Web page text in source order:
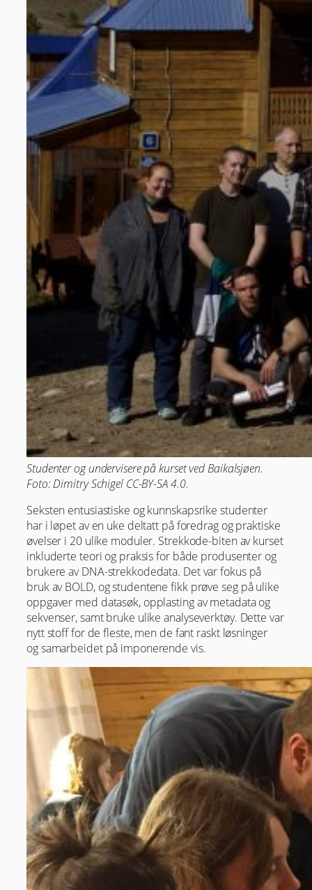
Studenter og undervisere på kurset ved Baikalsjøen.
Foto: Dimitry Schigel CC-BY-SA 4.0.
Seksten entusiastiske og kunnskapsrike studenter
har i løpet av en uke deltatt på foredrag og praktiske
øvelser i 20 ulike moduler. Strekkode-biten av kurset
inkluderte teori og praksis for både produsenter og
brukere av DNA-strekkodedata. Det var fokus på
bruk av BOLD, og studentene fikk prøve seg på ulike
oppgaver med datasøk, opplasting av metadata og
sekvenser, samt bruke ulike analyseverktøy. Dette var
nytt stoff for de fleste, men de fant raskt løsninger
og samarbeidet på imponerende vis.